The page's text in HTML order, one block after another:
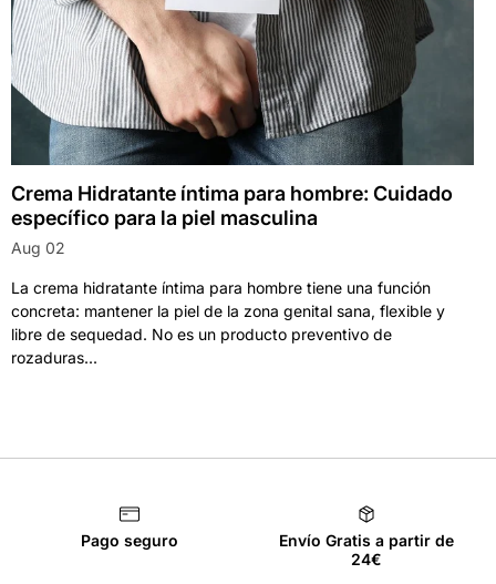
Crema Hidratante íntima para hombre: Cuidado
específico para la piel masculina
Aug 02
La crema hidratante íntima para hombre tiene una función
concreta: mantener la piel de la zona genital sana, flexible y
libre de sequedad. No es un producto preventivo de
rozaduras...
Pago seguro
Envío Gratis a partir de
24€